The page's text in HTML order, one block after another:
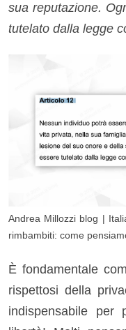
sua reputazione.
tutelato dalla legge
Andrea Millozzi blog |
rimbambiti: come
È fondamentale
rispettosi della
indispensabile per